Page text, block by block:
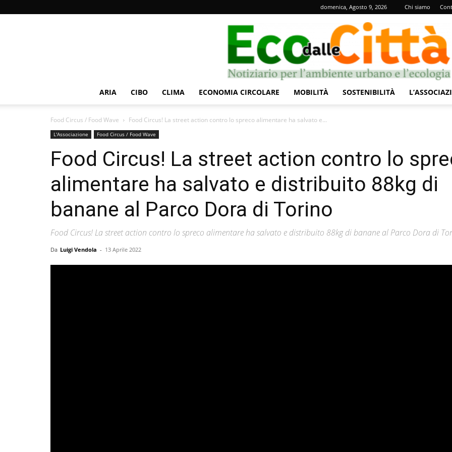
domenica, Agosto 9, 2026 Chi siamo
dalle
ARIA CIBO CLIMA ECONOMIA CIRCOLARE MOBILITÀ SOSTENIBILITÀ
Food Circus / Food Wave Food Circus! La street action contro lo spreco alimentare ha salvato e...
L'Associazione Food Circus / Food Wave
Food Circus! La street action contro lo
alimentare ha salvato e distribuito 88kg di
banane al Parco Dora di Torino
Food Circus! La street action contro lo spreco alimentare ha salvato e distribuito 88kg di banane al Parco Dora di
Da Luigi Vendola - 13 Aprile 2022